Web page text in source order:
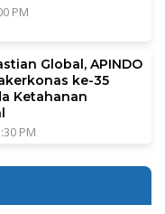
PM
Global, APINDO
ke-35
Ketahanan
PM